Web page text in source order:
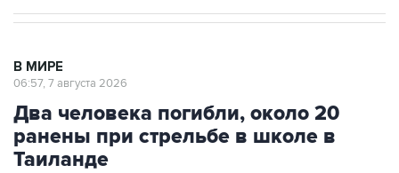
В МИРЕ
06:57, 7 августа 2026
Два человека погибли, около 20
ранены при стрельбе в школе в
Таиланде